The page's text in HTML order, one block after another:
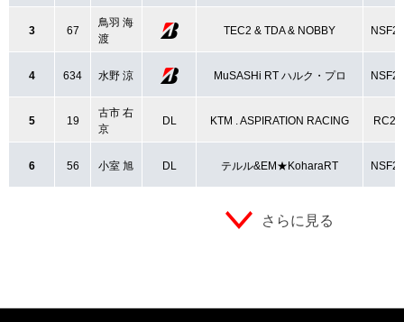
3 67
鳥羽 海
渡
TEC2 & TDA & NOBBY
4 634 水野 涼 MuSASHi RT ハルク・プロ
5 19
古市 右
京
DL KTM . ASPIRATION RACING
6 56 小室 旭 DL テルル&EM★KoharaRT
さらに見る